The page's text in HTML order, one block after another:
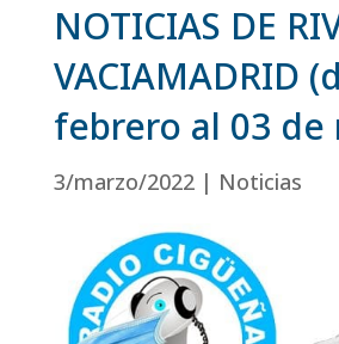
NOTICIAS DE
VACIAMADRID
febrero al 03 de
3/marzo/2022| Noticias